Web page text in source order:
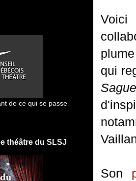
qui
Son
de ce qui se passe
théâtre du SLSJ